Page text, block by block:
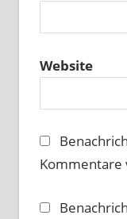
Website
Kommentare